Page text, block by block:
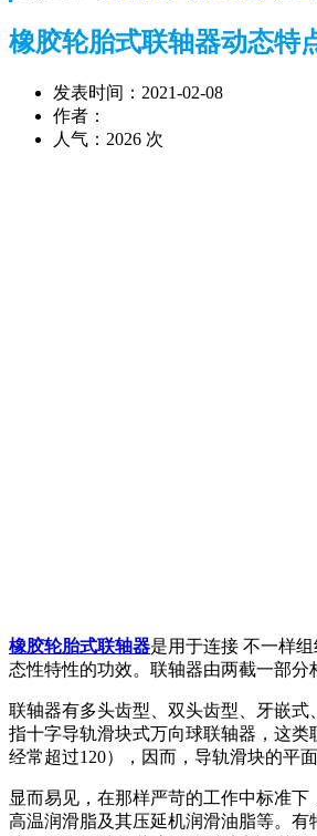
橡胶轮胎式联轴器动态特
发表时间：2021-02-08
作者：
人气：2026 次
橡胶轮胎式联轴器是用于连接 不一样
态性特性的功效。联轴器由两截一部
联轴器有多头齿型、双头齿型、牙嵌
指十字导轨滑块式万向球联轴器，这
经常超过120），因而，导轨滑块的平
显而易见，在那样严苛的工作中标准
高温润滑脂及其压延机润滑油脂等。